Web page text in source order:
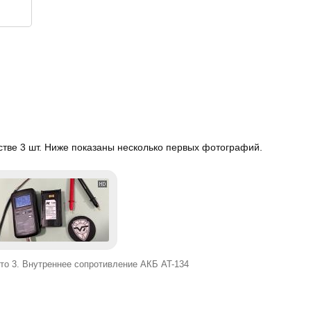
3 шт. Ниже показаны несколько первых фотографий.
3. Внутреннее сопротивление АКБ AT-134